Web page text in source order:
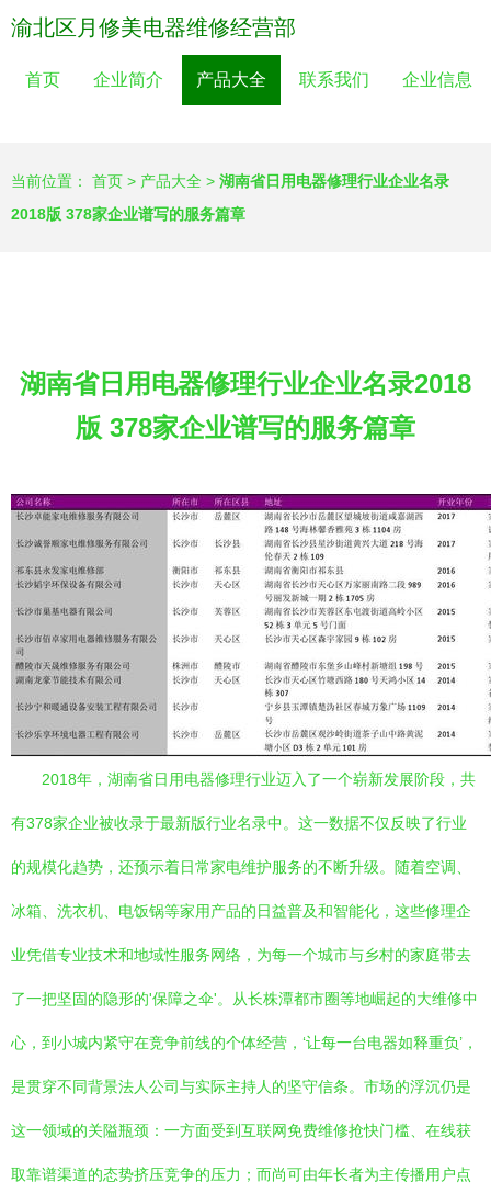
渝北区月修美电器维修经营部
首页 企业简介 产品大全 联系我们 企业信息
当前位置： 首页 > 产品大全 > 湖南省日用电器修理行业企业名录
2018版 378家企业谱写的服务篇章
湖南省日用电器修理行业企业名录2018
版 378家企业谱写的服务篇章
2018年，湖南省日用电器修理行业迈入了一个崭新发展阶段，共
有378家企业被收录于最新版行业名录中。这一数据不仅反映了行业
的规模化趋势，还预示着日常家电维护服务的不断升级。随着空调、
冰箱、洗衣机、电饭锅等家用产品的日益普及和智能化，这些修理企
业凭借专业技术和地域性服务网络，为每一个城市与乡村的家庭带去
了一把坚固的隐形的'保障之伞'。从长株潭都市圈等地崛起的大维修中
心，到小城内紧守在竞争前线的个体经营，‘让每一台电器如释重负’，
是贯穿不同背景法人公司与实际主持人的坚守信条。市场的浮沉仍是
这一领域的关隘瓶颈：一方面受到互联网免费维修抢快门槛、在线获
取靠谱渠道的态势挤压竞争的压力；而尚可由年长者为主传播用户点